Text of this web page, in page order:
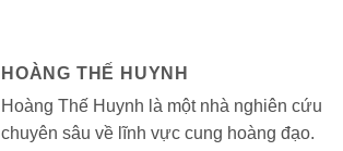
HOÀNG THẾ HUYNH
Hoàng Thế Huynh là một nhà nghiên cứu
chuyên sâu về lĩnh vực cung hoàng đạo.